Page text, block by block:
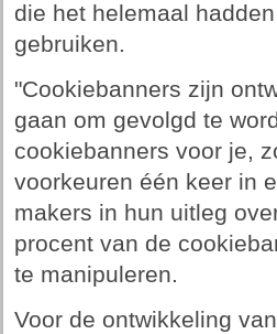
die het helemaal
gebruiken.
"Cookiebanners zijn
gaan om gevolgd te
cookiebanners voor je,
voorkeuren één keer in
makers in hun uitleg
procent van de
te manipuleren.
Voor de ontwikkeling